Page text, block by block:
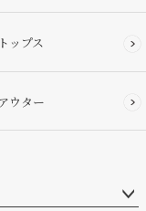
トップス
アウター